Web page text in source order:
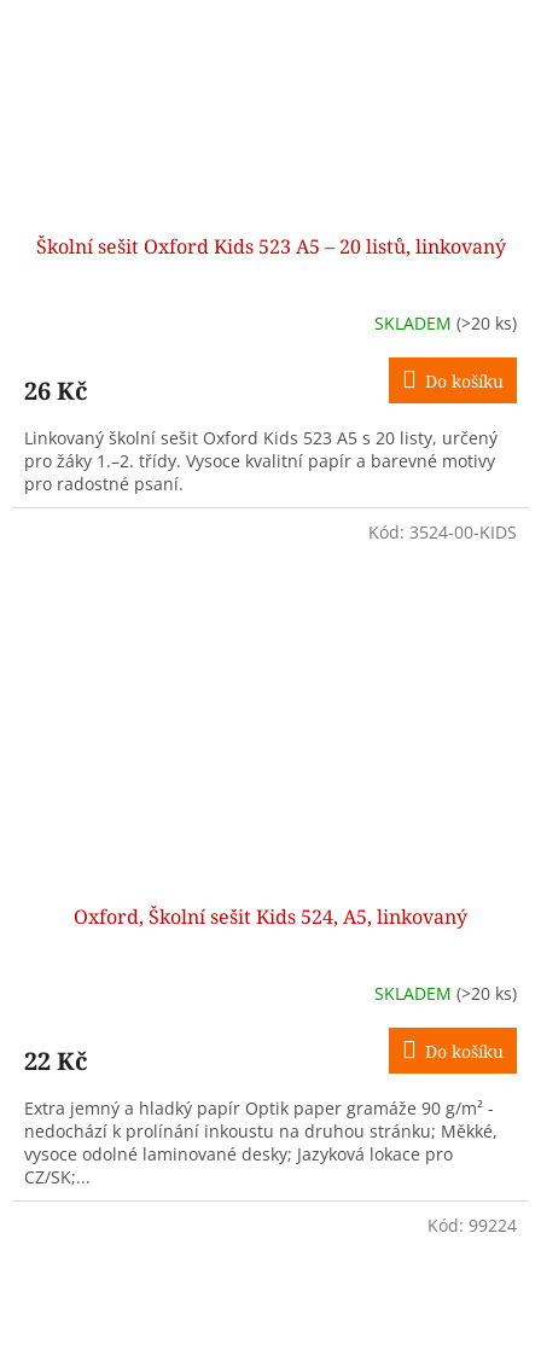
Školní sešit Oxford Kids 523 A5 – 20 listů, linkovaný
SKLADEM (>20 ks)
26 Kč Do košíku
Linkovaný školní sešit Oxford Kids 523 A5 s 20 listy, určený
pro žáky 1.–2. třídy. Vysoce kvalitní papír a barevné motivy
pro radostné psaní.
Oxford, Školní sešit Kids 524, A5, linkovaný
SKLADEM (>20 ks)
22 Kč Do košíku
Extra jemný a hladký papír Optik paper gramáže 90 g/m² -
nedochází k prolínání inkoustu na druhou stránku; Měkké,
vysoce odolné laminované desky; Jazyková lokace pro
CZ/SK;...
Kód: 3524-00-KIDS
Kód: 99224